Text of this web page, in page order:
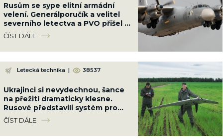
Rusům se sype elitní armádní
velení. Generálporučík a velitel
severního letectva a PVO přišel o
život jejich vinou
ČÍST DÁLE
Letecká technika | 38537
Ukrajinci si nevydechnou, šance
na přežití dramaticky klesne.
Rusové představili systém pro
útoky dronů v rojích
ČÍST DÁLE